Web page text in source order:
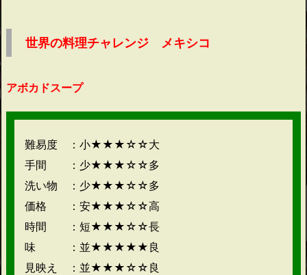
世界の料理チャレンジ メキシコ
アボカドスープ
難易度 ：小★★★☆☆大
手間 ：少★★★☆☆多
洗い物 ：少★★★☆☆多
価格 ：安★★★☆☆高
時間 ：短★★★☆☆長
味 ：並★★★★★良
見映え ：並★★★☆☆良